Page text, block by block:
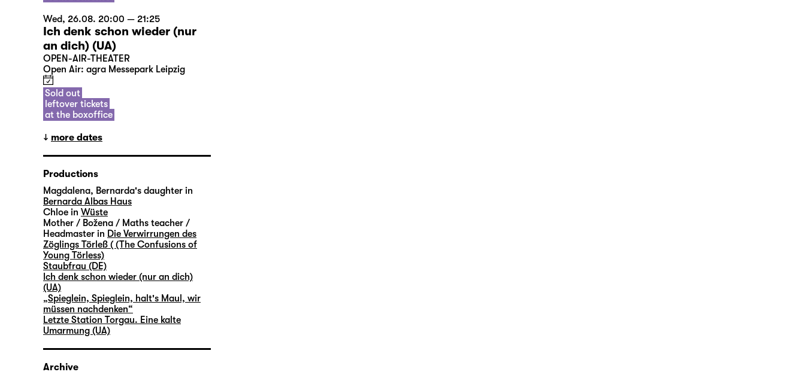
Wed, 26.08. 20:00 — 21:25
Ich denk schon wieder (nur
an dich) (UA)
OPEN-AIR-THEATER
Open Air: agra Messepark Leipzig
Sold out
leftover tickets
at the boxoffice
more dates
Productions
Magdalena, Bernarda's daughter in
Bernarda Albas Haus
Chloe in Wüste
Mother / Božena / Maths teacher /
Headmaster in Die Verwirrungen des
Zöglings Törleß ( (The Confusions of
Young Törless)
Staubfrau (DE)
Ich denk schon wieder (nur an dich)
(UA)
„Spieglein, Spieglein, halt's Maul, wir
müssen nachdenken“
Letzte Station Torgau. Eine kalte
Umarmung (UA)
Archive